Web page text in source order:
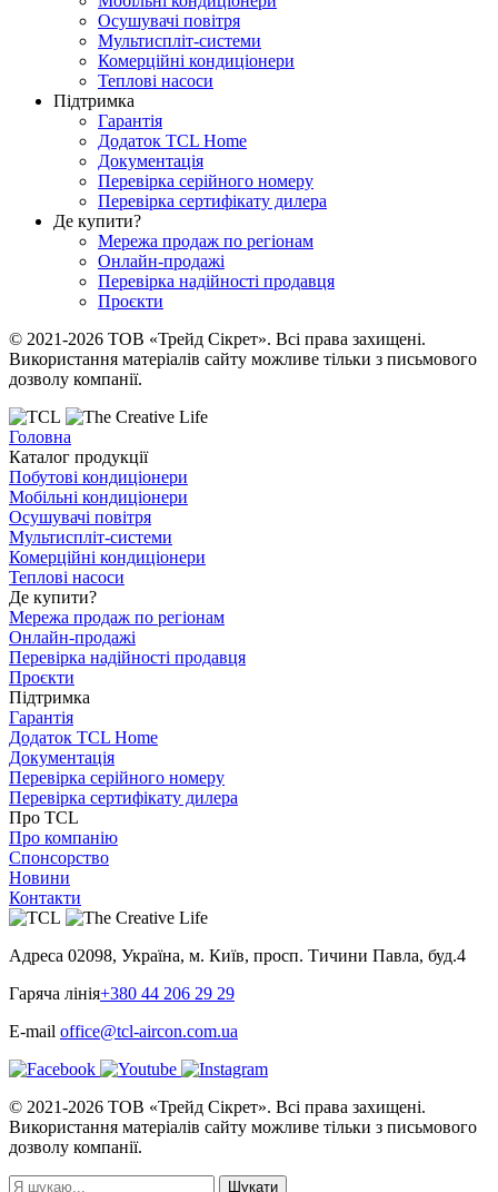
Осушувачі повітря
Мультиспліт-системи
Комерційні кондиціонери
Теплові насоси
Підтримка
Гарантія
Додаток TCL Home
Документація
Перевірка серійного номеру
Перевірка сертифікату дилера
Де купити?
Мережа продаж по регіонам
Онлайн-продажі
Перевірка надійності продавця
Проєкти
© 2021-2026 ТОВ «Трейд Сікрет». Всі права захищені.
Використання матеріалів сайту можливе тільки з письмового
дозволу компанії.
Головна
Каталог продукції
Побутові кондиціонери
Мобільні кондиціонери
Осушувачі повітря
Мультиспліт-системи
Комерційні кондиціонери
Теплові насоси
Де купити?
Мережа продаж по регіонам
Онлайн-продажі
Перевірка надійності продавця
Проєкти
Підтримка
Гарантія
Додаток TCL Home
Документація
Перевірка серійного номеру
Перевірка сертифікату дилера
Про TCL
Про компанію
Спонсорство
Новини
Контакти
Адреса 02098, Україна, м. Київ, просп. Тичини Павла, буд.4
Гаряча лінія+380 44 206 29 29
E-mail office@tcl-aircon.com.ua
© 2021-2026 ТОВ «Трейд Сікрет». Всі права захищені.
Використання матеріалів сайту можливе тільки з письмового
дозволу компанії.